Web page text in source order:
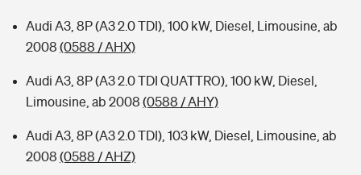
Audi A3, 8P (A3 2.0 TDI), 100 kW, Diesel, Limousine, ab
2008 (0588 / AHX)
Audi A3, 8P (A3 2.0 TDI QUATTRO), 100 kW, Diesel,
Limousine, ab 2008 (0588 / AHY)
Audi A3, 8P (A3 2.0 TDI), 103 kW, Diesel, Limousine, ab
2008 (0588 / AHZ)